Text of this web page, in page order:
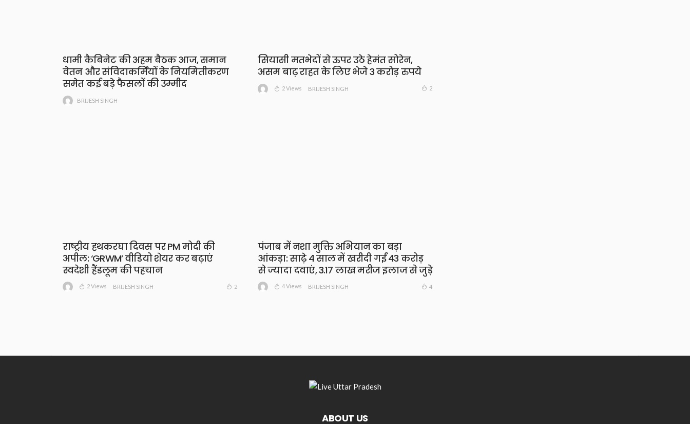
धामी कैबिनेट की अहम बैठक आज, समान
वेतन और संविदाकर्मियों के नियमितीकरण
समेत कई बड़े फैसलों की उम्मीद
BRIJESH SINGH
सियासी मतभेदों से ऊपर उठे हेमंत सोरेन,
असम बाढ़ राहत के लिए भेजे 3 करोड़ रुपये
2 Views BRIJESH SINGH 2
राष्ट्रीय हथकरघा दिवस पर PM मोदी की
अपील: ‘GRWM’ वीडियो शेयर कर बढ़ाएं
स्वदेशी हैंडलूम की पहचान
2 Views BRIJESH SINGH 2
पंजाब में नशा मुक्ति अभियान का बड़ा
आंकड़ा: साढ़े 4 साल में खरीदी गईं 43 करोड़
से ज्यादा दवाएं, 3.17 लाख मरीज इलाज से जुड़े
4 Views BRIJESH SINGH 4
ABOUT US